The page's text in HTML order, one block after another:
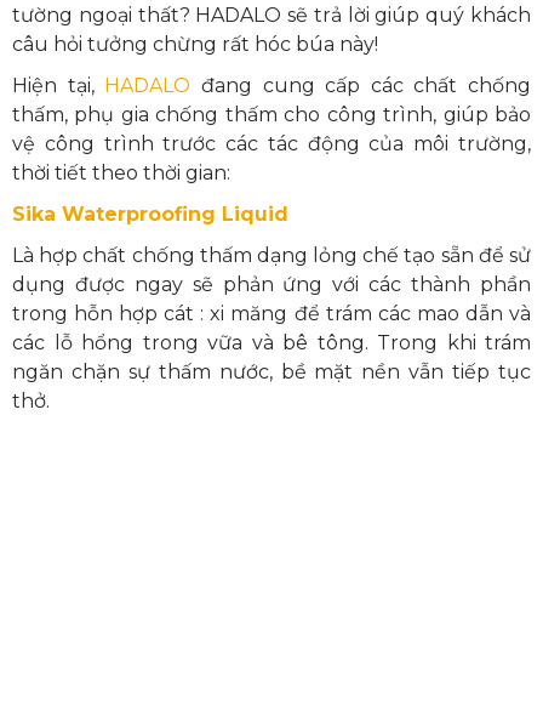
tường ngoại thất? HADALO sẽ trả lời giúp quý khách
câu hỏi tưởng chừng rất hóc búa này!
Hiện tại, HADALO đang cung cấp các chất chống
thấm, phụ gia chống thấm cho công trình, giúp bảo
vệ công trình trước các tác động của môi trường,
thời tiết theo thời gian:
Sika Waterproofing Liquid
Là hợp chất chống thấm dạng lỏng chế tạo sẵn để sử
dụng được ngay sẽ phản ứng với các thành phần
trong hỗn hợp cát : xi măng để trám các mao dẫn và
các lỗ hổng trong vữa và bê tông. Trong khi trám
ngăn chặn sự thấm nước, bề mặt nền vẫn tiếp tục
thở.